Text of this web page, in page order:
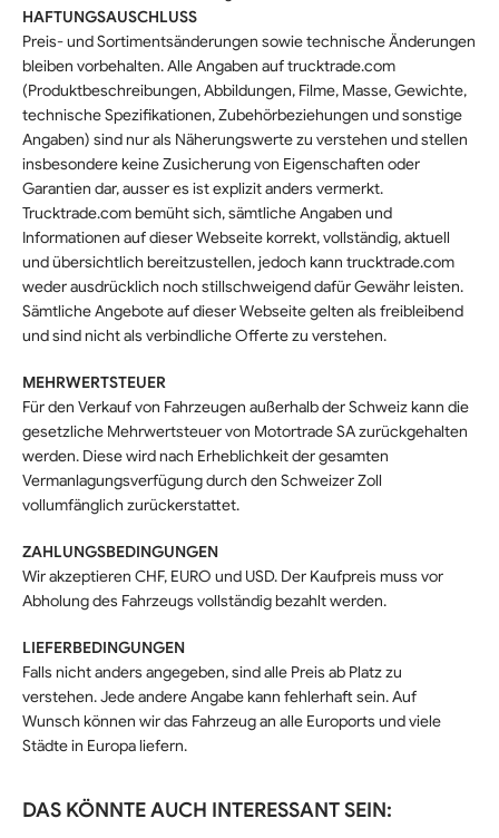
HAFTUNGSAUSCHLUSS
Preis- und Sortimentsänderungen sowie technische Änderungen
bleiben vorbehalten. Alle Angaben auf trucktrade.com
(Produktbeschreibungen, Abbildungen, Filme, Masse, Gewichte,
technische Spezifikationen, Zubehörbeziehungen und sonstige
Angaben) sind nur als Näherungswerte zu verstehen und stellen
insbesondere keine Zusicherung von Eigenschaften oder
Garantien dar, ausser es ist explizit anders vermerkt.
Trucktrade.com bemüht sich, sämtliche Angaben und
Informationen auf dieser Webseite korrekt, vollständig, aktuell
und übersichtlich bereitzustellen, jedoch kann trucktrade.com
weder ausdrücklich noch stillschweigend dafür Gewähr leisten.
Sämtliche Angebote auf dieser Webseite gelten als freibleibend
und sind nicht als verbindliche Offerte zu verstehen.
MEHRWERTSTEUER
Für den Verkauf von Fahrzeugen außerhalb der Schweiz kann die
gesetzliche Mehrwertsteuer von Motortrade SA zurückgehalten
werden. Diese wird nach Erheblichkeit der gesamten
Vermanlagungsverfügung durch den Schweizer Zoll
vollumfänglich zurückerstattet.
ZAHLUNGSBEDINGUNGEN
Wir akzeptieren CHF, EURO und USD. Der Kaufpreis muss vor
Abholung des Fahrzeugs vollständig bezahlt werden.
LIEFERBEDINGUNGEN
Falls nicht anders angegeben, sind alle Preis ab Platz zu
verstehen. Jede andere Angabe kann fehlerhaft sein. Auf
Wunsch können wir das Fahrzeug an alle Euroports und viele
Städte in Europa liefern.
DAS KÖNNTE AUCH INTERESSANT SEIN: